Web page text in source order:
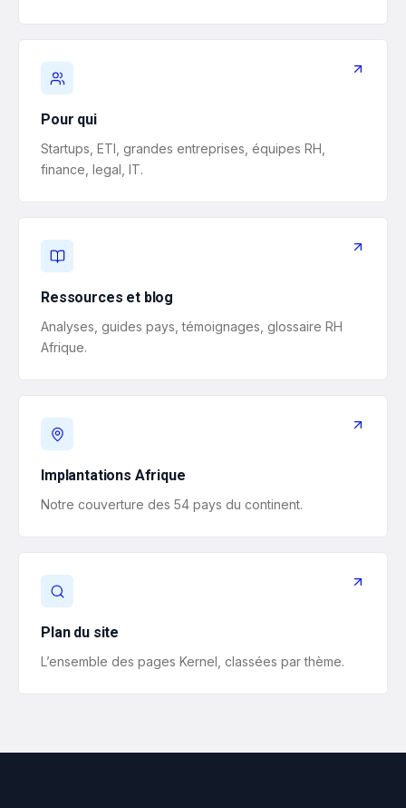
Pour qui
Startups, ETI, grandes entreprises, équipes RH,
finance, legal, IT.
Ressources et blog
Analyses, guides pays, témoignages, glossaire RH
Afrique.
Implantations Afrique
Notre couverture des 54 pays du continent.
Plan du site
L’ensemble des pages Kernel, classées par thème.